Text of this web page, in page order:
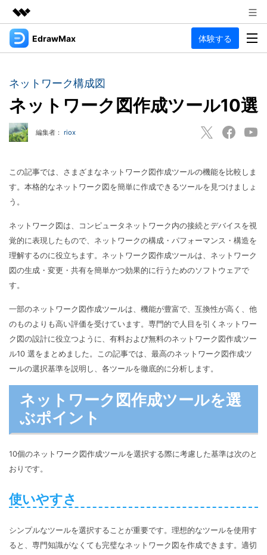
製品
ユーティリティ
概要
ソリューション
企業情報
プラン＆価格
EdrawMax 体験する
EdrawMax
EdrawMind
マインドマップソフトウェア
作図種類
図面作成
間取り図 人気
P&ID
思考整理
マインドマップ
ブレインストーミング
メモ取り
その他の図面種類 >>
リソース
記事
オンラインAIツール
AIマインドマップ自動作成 >
新機能一覧
サポート
EdrawMax > EdrawMind >
更新履歴
EdrawMax > EdrawMind >
サポートセンター
法人向け
EdrawMax EdrawMind
ログイン
検索
ネットワーク構成図
ネットワーク図作成ツール10選
編集者： riox
この記事では、さまざまなネットワーク図作成ツールの機能を比較しま
す。本格的なネットワーク図を簡単に作成できるツールを見つけましょ
う。
ネットワーク図は、コンピュータネットワーク内の接続とデバイスを視
覚的に表現したもので、ネットワークの構成・パフォーマンス・構造を
理解するのに役立ちます。ネットワーク図作成ツールは、ネットワーク
図の生成・変更・共有を簡単かつ効果的に行うためのソフトウェアで
す。
一部のネットワーク図作成ツールは、機能が豊富で、互換性が高く、他
のものよりも高い評価を受けています。専門的で人目を引くネットワー
ク図の設計に役立つように、有料および無料のネットワーク図作成ツー
ル10 選をまとめました。この記事では、最高のネットワーク図作成ツ
ールの選択基準を説明し、各ツールを徹底的に分析します。
ネットワーク図作成ツールを選
ぶポイント
10個のネットワーク図作成ツールを選択する際に考慮した基準は次のと
おりです。
使いやすさ
シンプルなツールを選択することが重要です。理想的なツールを使用す
ると、専門知識がなくても完璧なネットワーク図を作成できます。適切